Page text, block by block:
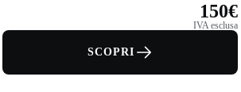
150€
IVA esclusa
SCOPRI